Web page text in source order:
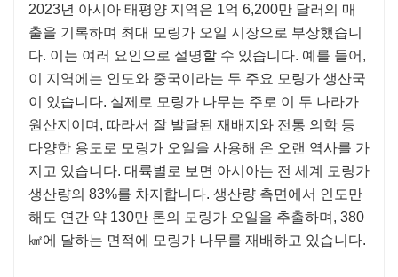
2023년 아시아 태평양 지역은 1억 6,200만 달러의 매
출을 기록하며 최대 모링가 오일 시장으로 부상했습니
다. 이는 여러 요인으로 설명할 수 있습니다. 예를 들어,
이 지역에는 인도와 중국이라는 두 주요 모링가 생산국
이 있습니다. 실제로 모링가 나무는 주로 이 두 나라가
원산지이며, 따라서 잘 발달된 재배지와 전통 의학 등
다양한 용도로 모링가 오일을 사용해 온 오랜 역사를 가
지고 있습니다. 대륙별로 보면 아시아는 전 세계 모링가
생산량의 83%를 차지합니다. 생산량 측면에서 인도만
해도 연간 약 130만 톤의 모링가 오일을 추출하며, 380
㎢에 달하는 면적에 모링가 나무를 재배하고 있습니다.